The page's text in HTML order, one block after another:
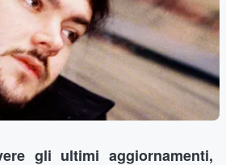
gli ultimi aggiornamenti,